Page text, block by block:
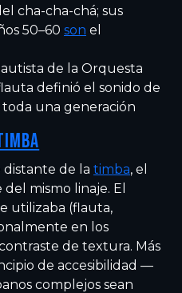
cha-cha-chá; sus
50–60 son el
de la Orquesta
definió el sonido de
una generación
de la timba, el
mismo linaje. El
utilizaba (flauta,
en los
de textura. Más
de accesibilidad —
complejos sean